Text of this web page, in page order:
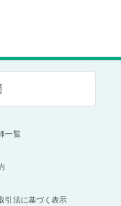
一覧
引法に基づく表示